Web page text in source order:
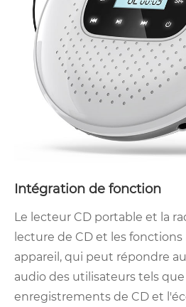
Intégration de fonction
Le lecteur CD portable et la
lecture de CD et les fonctions
appareil, qui peut répondre
audio des utilisateurs tels
enregistrements de CD et